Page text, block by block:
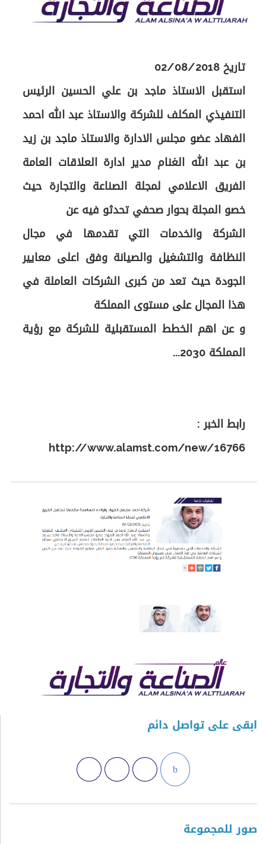
استقبل الاستاذ ماجد بن علي الحسين الرئيس
التنفيذي المكلف للشركة والاستاذ عبد الله احمد
الفهاد عضو مجلس الادارة والاستاذ ماجد بن زيد
بن عبد الله الغنام مدير ادارة العلاقات العامة
الفريق الاعلامي لمجلة الصناعة والتجارة حيث
الشركة والخدمات التي تقدمها في مجال
النظافة والتشغيل والصيانة وفق اعلى معايير
الجودة حيث تعد من كبرى الشركات العاملة في
و عن اهم الخطط المستقبلية للشركة مع رؤية
http://www.alamst.com/new/16766
ابقى على تواصل دائم
صور للمجموعة